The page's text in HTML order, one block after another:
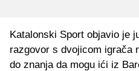
Katalonski Sport objavio je
razgovor s dvojicom igrača
do znanja da mogu ići iz